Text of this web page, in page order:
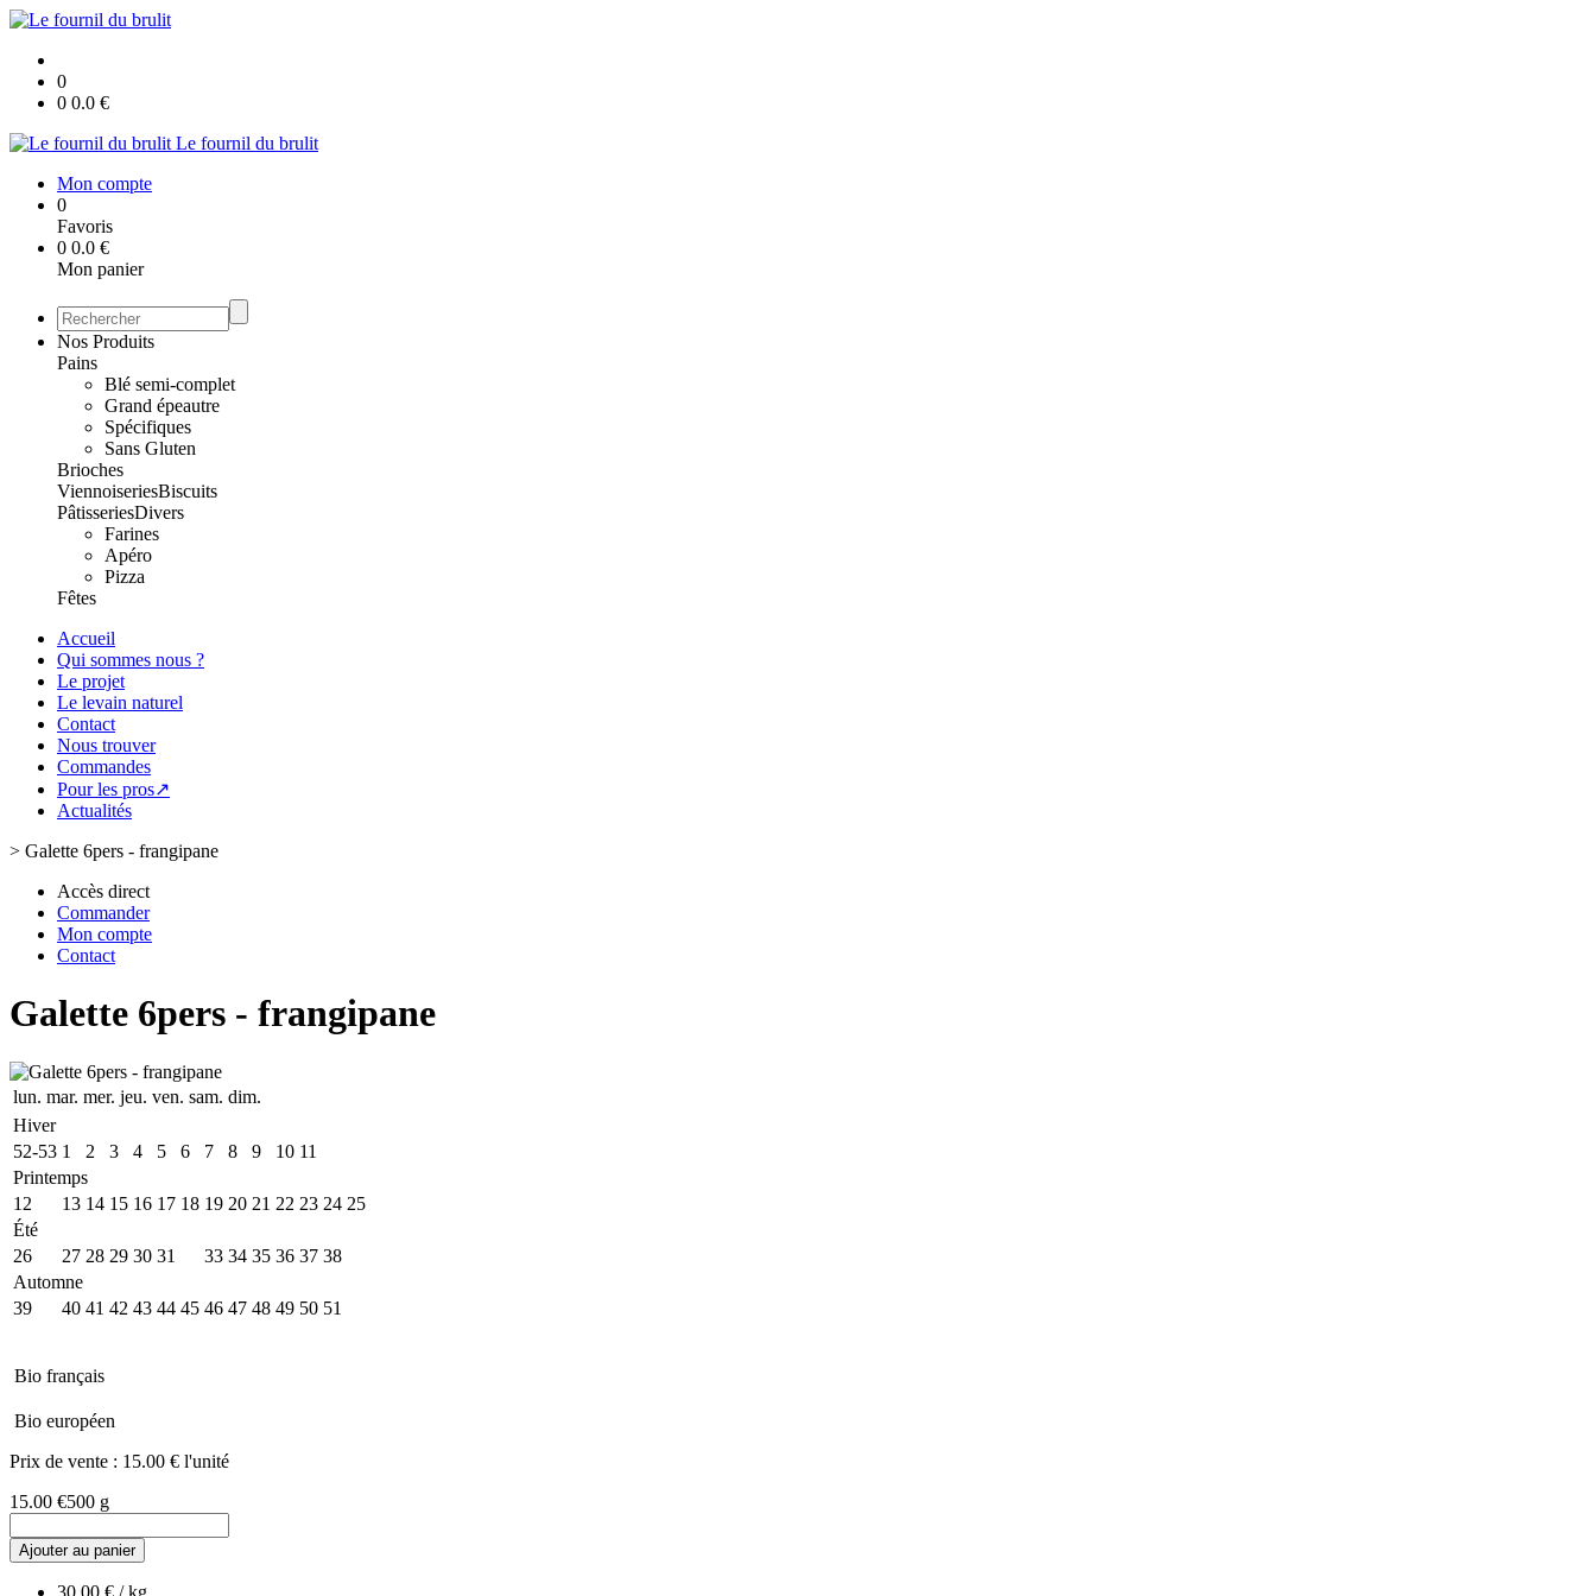
0
0 0.0 €
Le fournil du brulit
Mon compte
0
Favoris
0 0.0 €
Mon panier
Nos Produits
Pains
Blé semi-complet
Grand épeautre
Spécifiques
Sans Gluten
Brioches
ViennoiseriesBiscuits
PâtisseriesDivers
Farines
Apéro
Pizza
Fêtes
Accueil
Qui sommes nous ?
Le projet
Le levain naturel
Contact
Nous trouver
Commandes
Pour les pros↗
Actualités
> Galette 6pers - frangipane
Accès direct
Commander
Mon compte
Contact
Galette 6pers - frangipane
lun. mar. mer. jeu. ven. sam. dim.
Hiver
52-53 1 2 3 4 5 6 7 8 9 10 11
Printemps
12
13 14 15 16 17 18 19 20 21 22 23 24 25
Été
26
27 28 29 30 31 33 34 35 36 37 38
Automne
39
40 41 42 43 44 45 46 47 48 49 50 51
Bio français
Bio européen
Prix de vente : 15.00 € l'unité
15.00 €500 g
Ajouter au panier
30.00 € / kg